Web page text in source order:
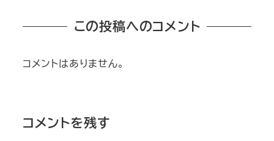
この投稿へのコメント
コメントはありません。
コメントを残す